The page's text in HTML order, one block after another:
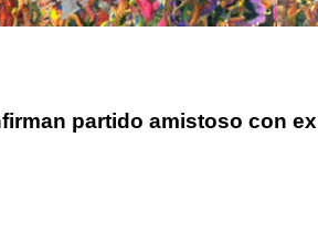
partido amistoso con ex